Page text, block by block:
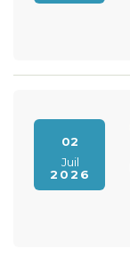
02
Juil
2026